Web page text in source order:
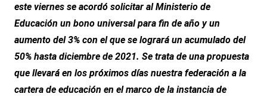
este viernes se acordó solicitar al Ministerio de
Educación un bono universal para fin de año y un
aumento del 3% con el que se logrará un acumulado del
50% hasta diciembre de 2021. Se trata de una propuesta
que llevará en los próximos días nuestra federación a la
cartera de educación en el marco de la instancia de